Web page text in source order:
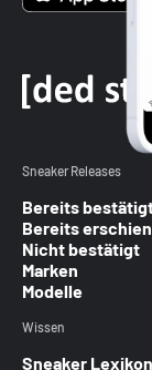
Sneaker Releases
Bereits
Bereits
Nicht bestätigt
Marken
Modelle
Wissen
Sneaker Lexikon